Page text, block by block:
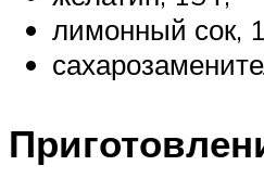
лимонный сок,